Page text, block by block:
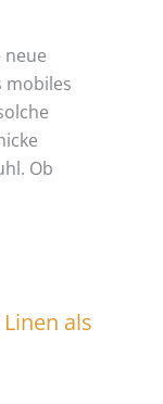
neue
mobiles
Ob
als